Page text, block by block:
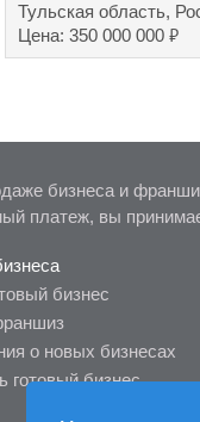
Тульская область,
Цена: 350 000 000₽
бизнеса и
платеж, вы
бизнес
о новых бизнесах
готовый бизнес